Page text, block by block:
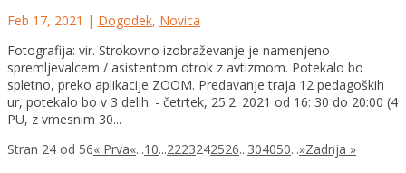
Feb 17, 2021 | Dogodek, Novica
Fotografija: vir. Strokovno izobraževanje je namenjeno
spremljevalcem / asistentom otrok z avtizmom. Potekalo bo
spletno, preko aplikacije ZOOM. Predavanje traja 12 pedagoških
ur, potekalo bo v 3 delih: - četrtek, 25.2. 2021 od 16: 30 do 20:00 (4
PU, z vmesnim 30...
Stran 24 od 56« Prva«...10...2223242526...304050...»Zadnja »